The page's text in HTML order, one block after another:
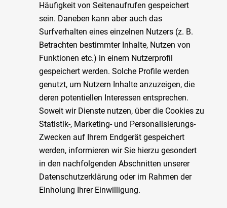
Häufigkeit von Seitenaufrufen gespeichert
sein. Daneben kann aber auch das
Surfverhalten eines einzelnen Nutzers (z. B.
Betrachten bestimmter Inhalte, Nutzen von
Funktionen etc.) in einem Nutzerprofil
gespeichert werden. Solche Profile werden
genutzt, um Nutzern Inhalte anzuzeigen, die
deren potentiellen Interessen entsprechen.
Soweit wir Dienste nutzen, über die Cookies zu
Statistik-, Marketing- und Personalisierungs-
Zwecken auf Ihrem Endgerät gespeichert
werden, informieren wir Sie hierzu gesondert
in den nachfolgenden Abschnitten unserer
Datenschutzerklärung oder im Rahmen der
Einholung Ihrer Einwilligung.